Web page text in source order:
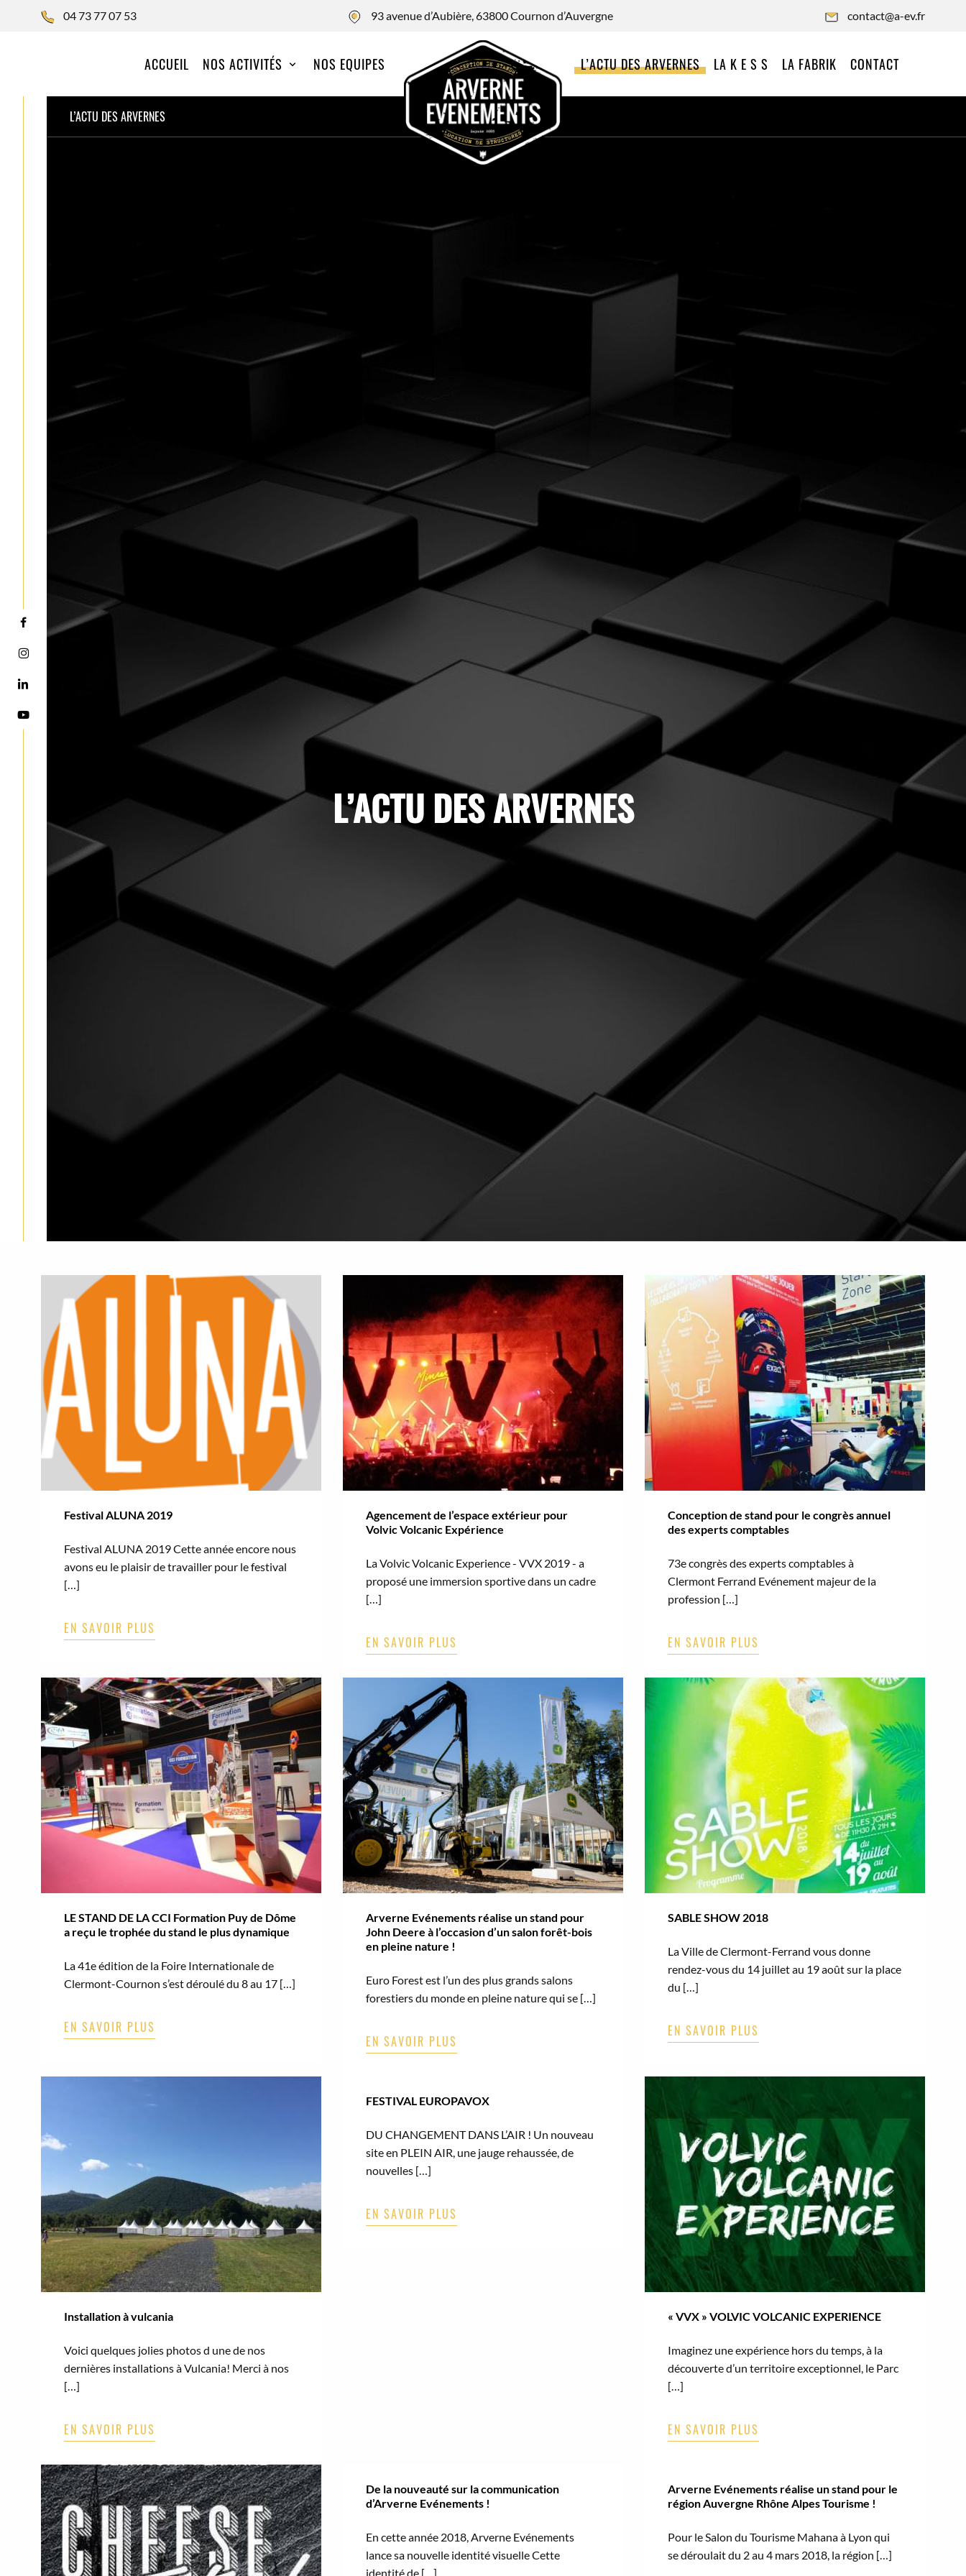
04 73 77 07 53 93 avenue d’Aubière, 63800 Cournon d’Auvergne contact@a-ev.fr
ACCUEIL NOS ACTIVITÉS NOS EQUIPES L’ACTU DES ARVERNES LA K E S S LA FABRIK CONTACT
L’ACTU DES ARVERNES
L’ACTU DES ARVERNES
Festival ALUNA 2019
Festival ALUNA 2019 Cette année encore nous
avons eu le plaisir de travailler pour le festival
[…]
EN SAVOIR PLUS
Agencement de l’espace extérieur pour
Volvic Volcanic Expérience
La Volvic Volcanic Experience - VVX 2019 - a
proposé une immersion sportive dans un cadre
[…]
EN SAVOIR PLUS
Conception de stand pour le congrès annuel
des experts comptables
73e congrès des experts comptables à
Clermont Ferrand Evénement majeur de la
profession […]
EN SAVOIR PLUS
LE STAND DE LA CCI Formation Puy de Dôme
a reçu le trophée du stand le plus dynamique
La 41e édition de la Foire Internationale de
Clermont-Cournon s’est déroulé du 8 au 17 […]
EN SAVOIR PLUS
Arverne Evénements réalise un stand pour
John Deere à l’occasion d’un salon forêt-bois
en pleine nature !
Euro Forest est l’un des plus grands salons
forestiers du monde en pleine nature qui se […]
EN SAVOIR PLUS
SABLE SHOW 2018
La Ville de Clermont-Ferrand vous donne
rendez-vous du 14 juillet au 19 août sur la place
du […]
EN SAVOIR PLUS
Installation à vulcania
Voici quelques jolies photos d une de nos
dernières installations à Vulcania! Merci à nos
[…]
EN SAVOIR PLUS
FESTIVAL EUROPAVOX
DU CHANGEMENT DANS L’AIR ! Un nouveau
site en PLEIN AIR, une jauge rehaussée, de
nouvelles […]
EN SAVOIR PLUS
« VVX » VOLVIC VOLCANIC EXPERIENCE
Imaginez une expérience hors du temps, à la
découverte d’un territoire exceptionnel, le Parc
[…]
EN SAVOIR PLUS
De la nouveauté sur la communication
d’Arverne Evénements !
En cette année 2018, Arverne Evénements
lance sa nouvelle identité visuelle Cette
identité de […]
Arverne Evénements réalise un stand pour le
région Auvergne Rhône Alpes Tourisme !
Pour le Salon du Tourisme Mahana à Lyon qui
se déroulait du 2 au 4 mars 2018, la région […]